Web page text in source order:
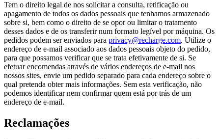
Tem o direito legal de nos solicitar a consulta, retificação ou
apagamento de todos os dados pessoais que tenhamos armazenado
sobre si, bem como o direito de se opor ou limitar o tratamento
desses dados e de os transferir num formato legível por máquina. Os
pedidos podem ser enviados para privacy@recharge.com. Utilize o
endereço de e-mail associado aos dados pessoais objeto do pedido,
para que possamos verificar que se trata efetivamente de si. Se
efetuar encomendas através de vários endereços de e-mail nos
nossos sites, envie um pedido separado para cada endereço sobre o
qual pretenda obter mais informações. Sem esta verificação, não
podemos identificar nem confirmar quem está por trás de um
endereço de e-mail.
Reclamações